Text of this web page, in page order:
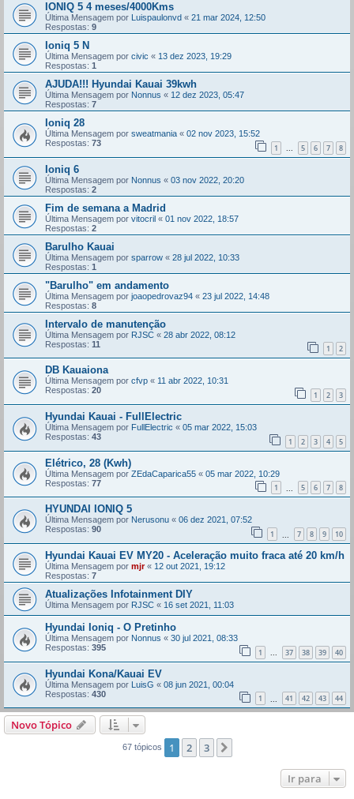
IONIQ 5 4 meses/4000Kms
Última Mensagem por Luispaulonvd « 21 mar 2024, 12:50
Respostas: 9
Ioniq 5 N
Última Mensagem por civic « 13 dez 2023, 19:29
Respostas: 1
AJUDA!!! Hyundai Kauai 39kwh
Última Mensagem por Nonnus « 12 dez 2023, 05:47
Respostas: 7
Ioniq 28
Última Mensagem por sweatmania « 02 nov 2023, 15:52
Respostas: 73 1 ... 5 6 7 8
Ioniq 6
Última Mensagem por Nonnus « 03 nov 2022, 20:20
Respostas: 2
Fim de semana a Madrid
Última Mensagem por vitocril « 01 nov 2022, 18:57
Respostas: 2
Barulho Kauai
Última Mensagem por sparrow « 28 jul 2022, 10:33
Respostas: 1
"Barulho" em andamento
Última Mensagem por joaopedrovaz94 « 23 jul 2022, 14:48
Respostas: 8
Intervalo de manutenção
Última Mensagem por RJSC « 28 abr 2022, 08:12
Respostas: 11 1 2
DB Kauaiona
Última Mensagem por cfvp « 11 abr 2022, 10:31
Respostas: 20 1 2 3
Hyundai Kauai - FullElectric
Última Mensagem por FullElectric « 05 mar 2022, 15:03
Respostas: 43 1 2 3 4 5
Elétrico, 28 (Kwh)
Última Mensagem por ZEdaCaparica55 « 05 mar 2022, 10:29
Respostas: 77 1 5 6 7 8
HYUNDAI IONIQ 5
Última Mensagem por Nerusonu « 06 dez 2021, 07:52
Respostas: 90 1 7 8 9 10
Hyundai Kauai EV MY20 - Aceleração muito fraca até 20 km/h
Última Mensagem por mjr« 12 out 2021, 19:12
Respostas: 7
Atualizações Infotainment DIY
Última Mensagem por RJSC « 16 set 2021, 11:03
Hyundai Ioniq - O Pretinho
Última Mensagem por Nonnus « 30 jul 2021, 08:33
Respostas: 395 1 ... 37 38 39 40
Hyundai Kona/Kauai EV
Última Mensagem por LuisG « 08 jun 2021, 00:04
Respostas: 430 1 41 42 43 44
Novo Tópico
67 tópicos 1 2 3
Ir para